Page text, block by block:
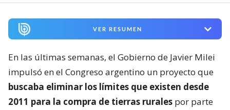
VER RESUMEN
En las últimas semanas, el Gobierno de Javier Milei
impulsó en el Congreso argentino un proyecto que
buscaba eliminar los límites que existen desde
2011 para la compra de tierras rurales por parte